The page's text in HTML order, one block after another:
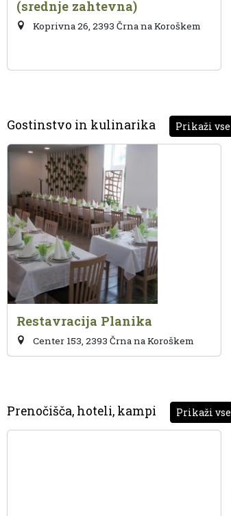
(srednje zahtevna)
Koprivna 26, 2393 Črna na Koroškem
Gostinstvo in kulinarika Prikaži vse
Restavracija Planika
Center 153, 2393 Črna na Koroškem
Prenočišča, hoteli, kampi Prikaži vse